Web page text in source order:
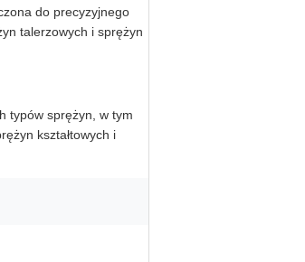
do precyzyjnego
talerzowych i sprężyn
typów sprężyn, w tym
kształtowych i